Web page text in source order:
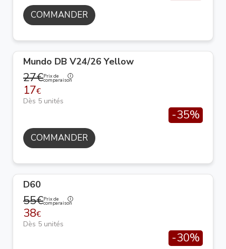
COMMANDER
Mundo DB V24/26 Yellow
27€Prix de
comparaison
17€
Dès 5 unités
-35%
COMMANDER
D60
55€Prix de
comparaison
38€
Dès 5 unités
-30%